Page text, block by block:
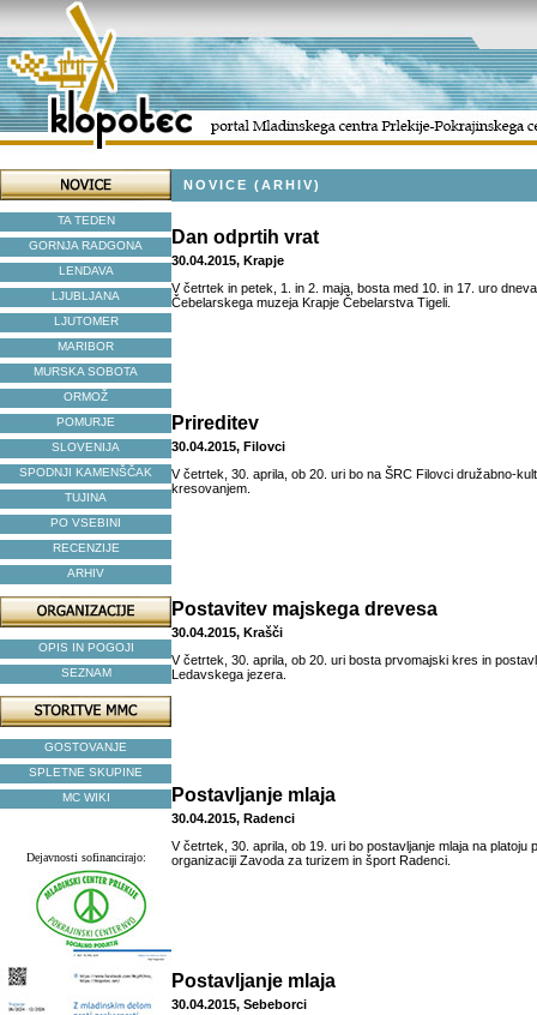
TA TEDEN
GORNJA RADGONA
LENDAVA
LJUBLJANA
LJUTOMER
MARIBOR
MURSKA SOBOTA
ORMOŽ
POMURJE
SLOVENIJA
SPODNJI KAMENŠČAK
TUJINA
PO VSEBINI
RECENZIJE
ARHIV
OPIS IN POGOJI
SEZNAM
GOSTOVANJE
SPLETNE SKUPINE
MC WIKI
Dejavnosti sofinancirajo:
NOVICE (ARHIV)
Dan odprtih vrat
30.04.2015, Krapje
V četrtek in petek, 1. in 2. maja, bosta med 10. in 17. uro
Čebelarskega muzeja Krapje Čebelarstva Tigeli.
Prireditev
30.04.2015, Filovci
V četrtek, 30. aprila, ob 20. uri bo na ŠRC Filovci družabno-
kresovanjem.
Postavitev majskega drevesa
30.04.2015, Krašči
V četrtek, 30. aprila, ob 20. uri bosta prvomajski kres in
Ledavskega jezera.
Postavljanje mlaja
30.04.2015, Radenci
V četrtek, 30. aprila, ob 19. uri bo postavljanje mlaja na platoju
organizaciji Zavoda za turizem in šport Radenci.
Postavljanje mlaja
30.04.2015, Sebeborci